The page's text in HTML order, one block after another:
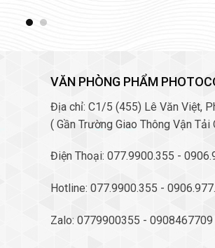
VĂN PHÒNG PHẨM
Địa chỉ: C1/5 (455) Lê Văn Việt,
( Gần Trường Giao Thông Vận Tải
Điện Thoại: 077.9900.355 -
Hotline: 077.9900.355 -
Zalo: 0779900355 - 0908467709